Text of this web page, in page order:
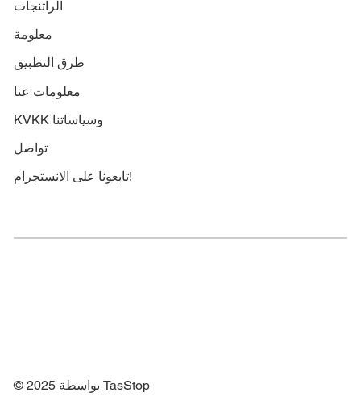
الراتنجات
معلومة
طرق التطبيق
معلومات عنا
KVKK وسياساتنا
تواصل
تابعونا على الانستجرام!
© 2025 بواسطة TasStop